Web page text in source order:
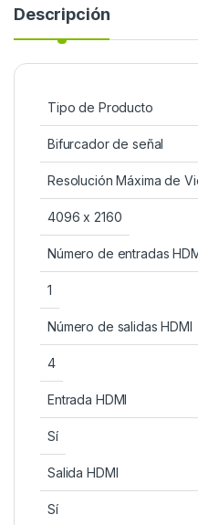
Descripción
Tipo de Producto
Bifurcador de señal
Resolución Máxima de
4096 x 2160
Número de entradas
1
Número de salidas HDMI
4
Entrada HDMI
Sí
Salida HDMI
Sí